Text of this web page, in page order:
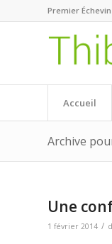
Premier
Accueil
Archive
Une
1 février 2014 /